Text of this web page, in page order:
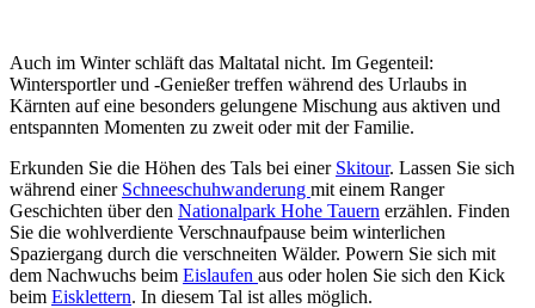
Auch im Winter schläft das Maltatal nicht. Im Gegenteil:
Wintersportler und -Genießer treffen während des Urlaubs in
Kärnten auf eine besonders gelungene Mischung aus aktiven und
entspannten Momenten zu zweit oder mit der Familie.
Erkunden Sie die Höhen des Tals bei einer Skitour. Lassen Sie sich
während einer Schneeschuhwanderung mit einem Ranger
Geschichten über den Nationalpark Hohe Tauern erzählen. Finden
Sie die wohlverdiente Verschnaufpause beim winterlichen
Spaziergang durch die verschneiten Wälder. Powern Sie sich mit
dem Nachwuchs beim Eislaufen aus oder holen Sie sich den Kick
beim Eisklettern. In diesem Tal ist alles möglich.